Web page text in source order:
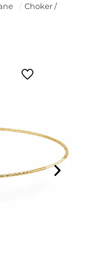
/ Choker /